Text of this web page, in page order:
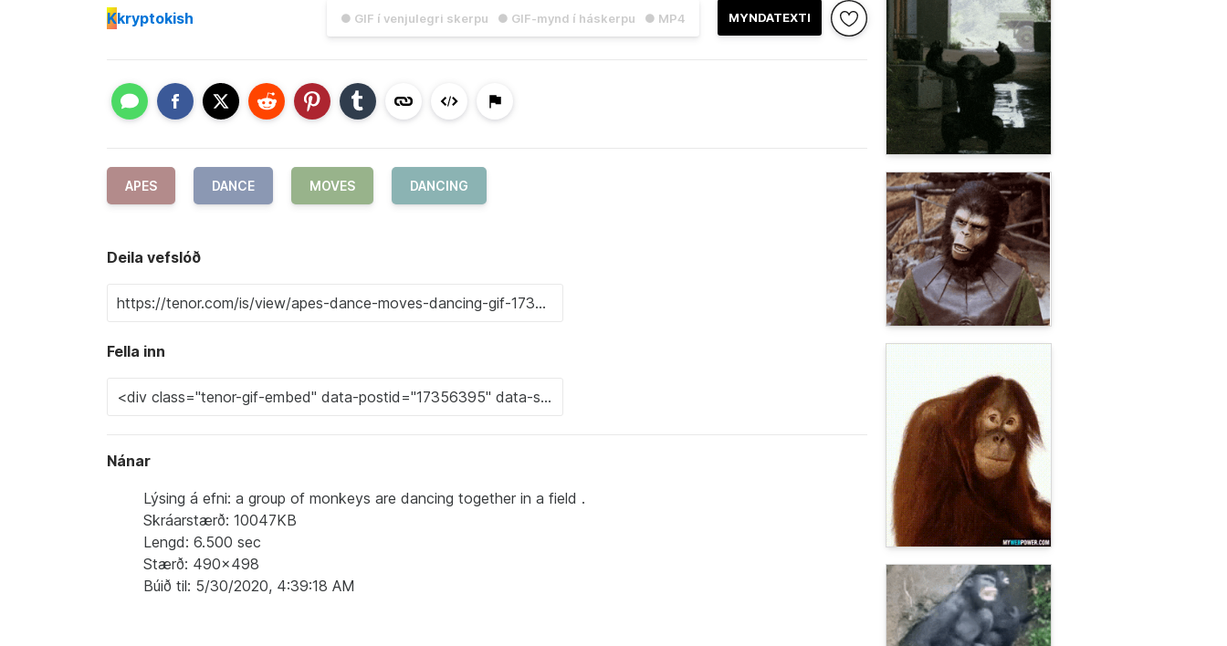
● GIF í venjulegri skerpu ● GIF-mynd í háskerpu ● MP4 MYNDATEXTI
Kkryptokish
APES DANCE MOVES DANCING
Deila vefslóð
Fella inn
Nánar
Lýsing á efni: a group of monkeys are dancing together in a field .
Skráarstærð: 10047KB
Lengd: 6.500 sec
Stærð: 490x498
Búið til: 5/30/2020, 4:39:18 AM